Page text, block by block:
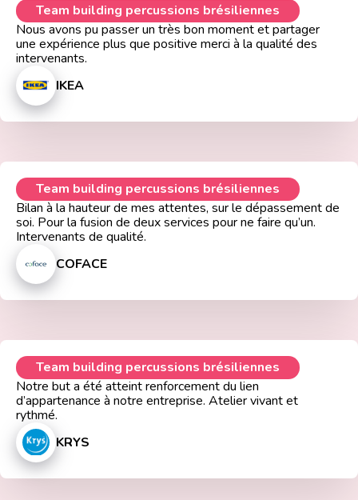
Team building percussions brésiliennes
Nous avons pu passer un très bon moment et partager
une expérience plus que positive merci à la qualité des
intervenants.
IKEA
Team building percussions brésiliennes
Bilan à la hauteur de mes attentes, sur le dépassement de
soi. Pour la fusion de deux services pour ne faire qu’un.
Intervenants de qualité.
COFACE
Team building percussions brésiliennes
Notre but a été atteint renforcement du lien
d’appartenance à notre entreprise. Atelier vivant et
rythmé.
KRYS